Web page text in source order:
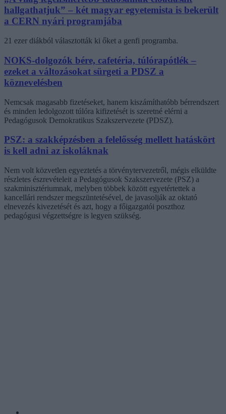
hallgathatjuk” – két magyar egyetemista is bekerült
a CERN nyári programjába
21 ezer diákból választották ki őket a genfi programba.
NOKS-dolgozók bére, cafetéria, túlórapótlék –
ezeket a változásokat sürgeti a PDSZ a
köznevelésben
Nemcsak magasabb fizetéseket, hanem kiszámíthatóbb bérrendszert
és minden ledolgozott túlóra kifizetését is szeretné elérni a
Pedagógusok Demokratikus Szakszervezete (PDSZ).
PSZ: a szakképzésben a felelősség mellett hatáskört
is kell adni az iskoláknak
Nem volt közvetlen egyeztetés a törvénytervezetről, mégis elküldte
részletes észrevételeit a Pedagógusok Szakszervezete (PSZ) a
szakminisztériumnak, melyben többek között egyetértettek a
kancellári rendszer megszüntetésével, de javasolják az oktató
elnevezés kivezetését és azt, hogy a főigazgatói poszthoz
pedagógusi végzettségre is legyen szükség.